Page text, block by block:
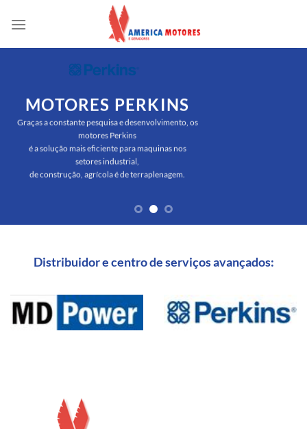
MOTORES PERKINS
Graças a constante pesquisa e desenvolvimento, os
motores Perkins
é a solução mais eficiente para maquinas nos
setores industrial,
de construção, agrícola é de terraplenagem.
Distribuidor e centro de serviços avançados: